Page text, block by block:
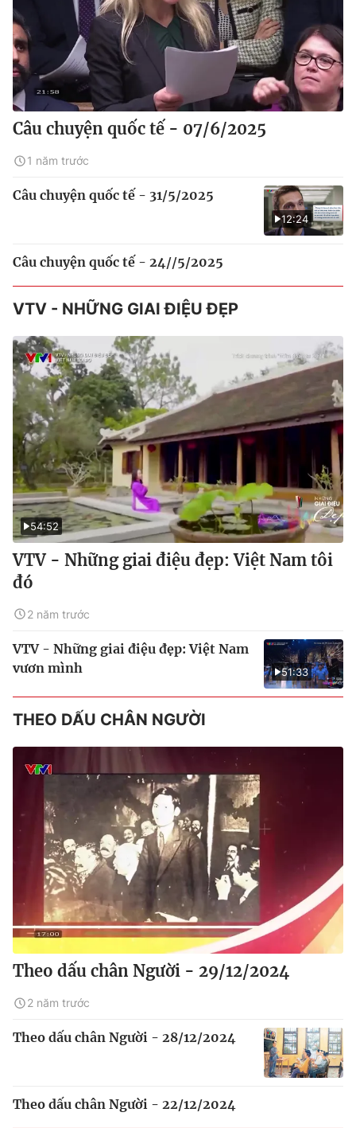
Câu chuyện quốc tế - 07/6/2025
1 năm trước
12:24
Câu chuyện quốc tế - 31/5/2025
Câu chuyện quốc tế - 24//5/2025
VTV - NHỮNG GIAI ĐIỆU ĐẸP
54:52
VTV - Những giai điệu đẹp: Việt Nam tôi
đó
2 năm trước
51:33
VTV - Những giai điệu đẹp: Việt Nam
vươn mình
THEO DẤU CHÂN NGƯỜI
Theo dấu chân Người - 29/12/2024
2 năm trước
Theo dấu chân Người - 28/12/2024
Theo dấu chân Người - 22/12/2024